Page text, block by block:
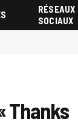
RÉSEAUX
SOCIAUX
Thanks